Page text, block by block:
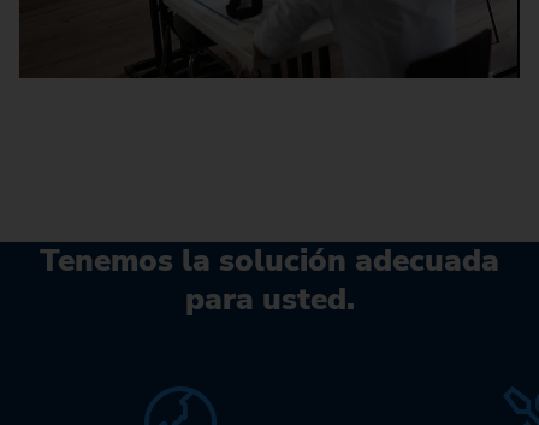
Tenemos la solución adecuada
para usted.